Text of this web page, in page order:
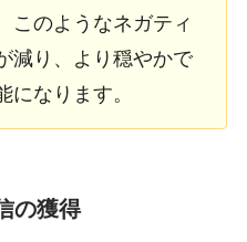
このようなネガティ
減り、より穏やかで
なります。
の獲得